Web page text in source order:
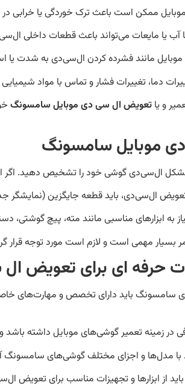
و یا تعویض ال سی دی موبایل سامسونگ
موبایل سامسونگ
بسیار مهمی است و لازم است مورد توجه
حرفه ای برای تعویض
باید دارای تخصص و مهارت‌های خاصی